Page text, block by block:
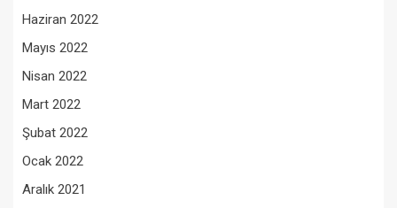
Haziran 2022
Mayıs 2022
Nisan 2022
Mart 2022
Şubat 2022
Ocak 2022
Aralık 2021